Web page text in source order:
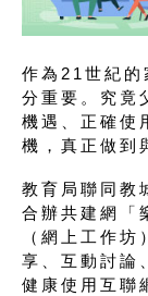
作為21世紀的
分重要。究竟
機遇、正確使
機，真正做到
教育局聯同教
合辦共建網「
（網上工作
享、互動討論
健康使用互聯